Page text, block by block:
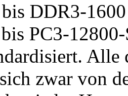
DDR3-
PC3-
Alle
zwar von